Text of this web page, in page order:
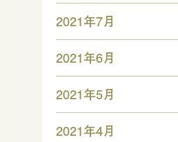
2021年7月
2021年6月
2021年5月
2021年4月